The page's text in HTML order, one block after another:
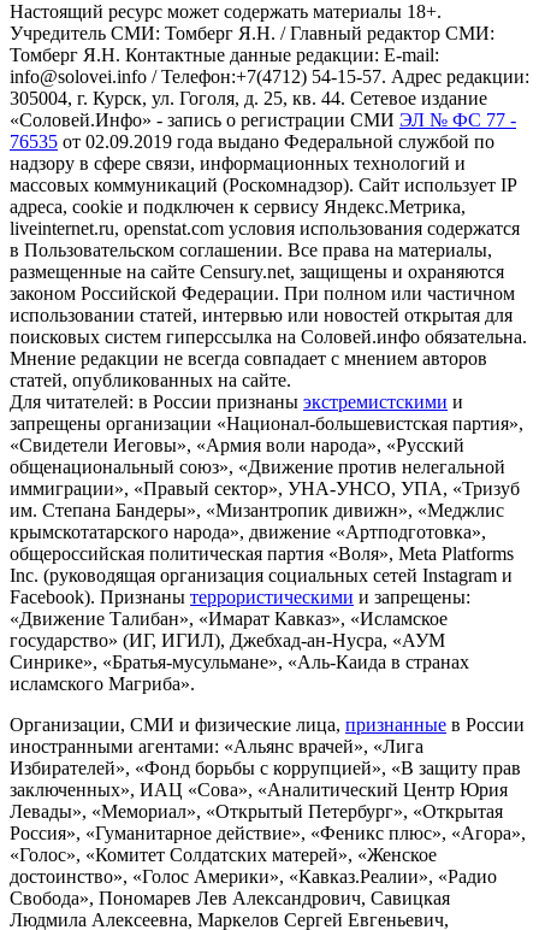
Настоящий ресурс может содержать материалы 18+.
Учредитель СМИ: Томберг Я.Н. / Главный редактор СМИ:
Томберг Я.Н. Контактные данные редакции: E-mail:
info@solovei.info / Телефон:+7(4712) 54-15-57. Адрес редакции:
305004, г. Курск, ул. Гоголя, д. 25, кв. 44. Сетевое издание
«Соловей.Инфо» - запись о регистрации СМИ ЭЛ № ФС 77 -
76535 от 02.09.2019 года выдано Федеральной службой по
надзору в сфере связи, информационных технологий и
массовых коммуникаций (Роскомнадзор). Сайт использует IP
адреса, cookie и подключен к сервису Яндекс.Метрика,
liveinternet.ru, openstat.com условия использования содержатся
в Пользовательском соглашении. Все права на материалы,
размещенные на сайте Censury.net, защищены и охраняются
законом Российской Федерации. При полном или частичном
использовании статей, интервью или новостей открытая для
поисковых систем гиперссылка на Соловей.инфо обязательна.
Мнение редакции не всегда совпадает с мнением авторов
статей, опубликованных на сайте.
Для читателей: в России признаны экстремистскими и
запрещены организации «Национал-большевистская партия»,
«Свидетели Иеговы», «Армия воли народа», «Русский
общенациональный союз», «Движение против нелегальной
иммиграции», «Правый сектор», УНА-УНСО, УПА, «Тризуб
им. Степана Бандеры», «Мизантропик дивижн», «Меджлис
крымскотатарского народа», движение «Артподготовка»,
общероссийская политическая партия «Воля», Meta Platforms
Inc. (руководящая организация социальных сетей Instagram и
Facebook). Признаны террористическими и запрещены:
«Движение Талибан», «Имарат Кавказ», «Исламское
государство» (ИГ, ИГИЛ), Джебхад-ан-Нусра, «АУМ
Синрике», «Братья-мусульмане», «Аль-Каида в странах
исламского Магриба».
Организации, СМИ и физические лица, признанные в России
иностранными агентами: «Альянс врачей», «Лига
Избирателей», «Фонд борьбы с коррупцией», «В защиту прав
заключенных», ИАЦ «Сова», «Аналитический Центр Юрия
Левады», «Мемориал», «Открытый Петербург», «Открытая
Россия», «Гуманитарное действие», «Феникс плюс», «Агора»,
«Голос», «Комитет Солдатских матерей», «Женское
достоинство», «Голос Америки», «Кавказ.Реалии», «Радио
Свобода», Пономарев Лев Александрович, Савицкая
Людмила Алексеевна, Маркелов Сергей Евгеньевич,